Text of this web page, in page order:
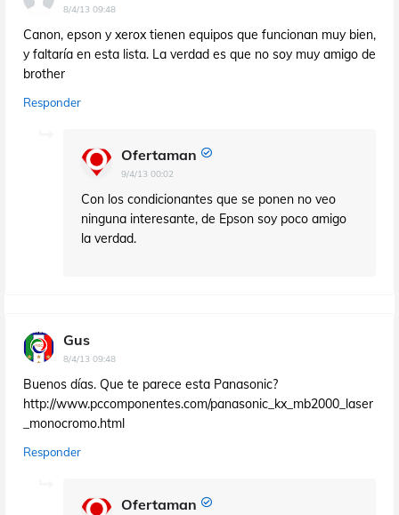
8/4/13 09:48
Canon, epson y xerox tienen equipos que funcionan muy bien,
y faltaría en esta lista. La verdad es que no soy muy amigo de
brother
Responder
Ofertaman
9/4/13 00:02
Con los condicionantes que se ponen no veo
ninguna interesante, de Epson soy poco amigo
la verdad.
Gus
8/4/13 09:48
Buenos días. Que te parece esta Panasonic?
http://www.pccomponentes.com/panasonic_kx_mb2000_laser
_monocromo.html
Responder
Ofertaman